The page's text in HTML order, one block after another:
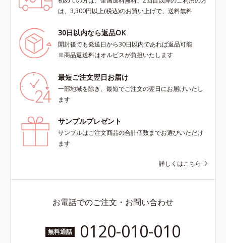
は、3,300円以上(税込)のお買い上げで、送料無料
30日以内なら返品OK
開封後でも発送日から30日以内であれば返品可能
※商品返送料はオルビスが負担いたします
最短ご注文翌日お届け
一部地域を除き、最短でご注文の翌日にお届けいたし
ます
サンプルプレゼント
サンプルはご注文商品の合計個数までお選びいただけ
ます
詳しくはこちら
お電話でのご注文・お問い合わせ
無料通話 0120-010-010